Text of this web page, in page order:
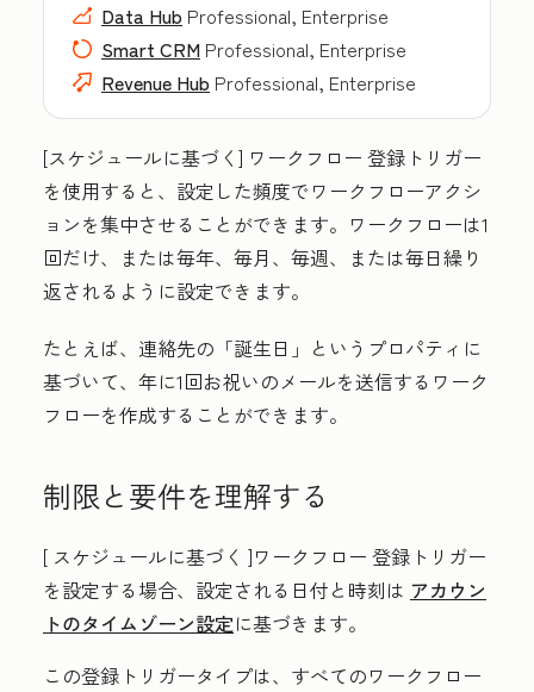
Data Hub Professional, Enterprise
Smart CRM Professional, Enterprise
Revenue Hub Professional, Enterprise
[スケジュールに基づく] ワークフロー 登録トリガー
を使用すると、設定した頻度でワークフローアクシ
ョンを集中させることができます。ワークフローは1
回だけ、または毎年、毎月、毎週、または毎日繰り
返されるように設定できます。
たとえば、連絡先の「誕生日」というプロパティに
基づいて、年に1回お祝いのメールを送信するワーク
フローを作成することができます。
制限と要件を理解する
[ スケジュールに基づく ]ワークフロー 登録トリガー
を設定する場合、設定される日付と時刻は アカウン
トのタイムゾーン設定に基づきます。
この登録トリガータイプは、すべてのワークフロー